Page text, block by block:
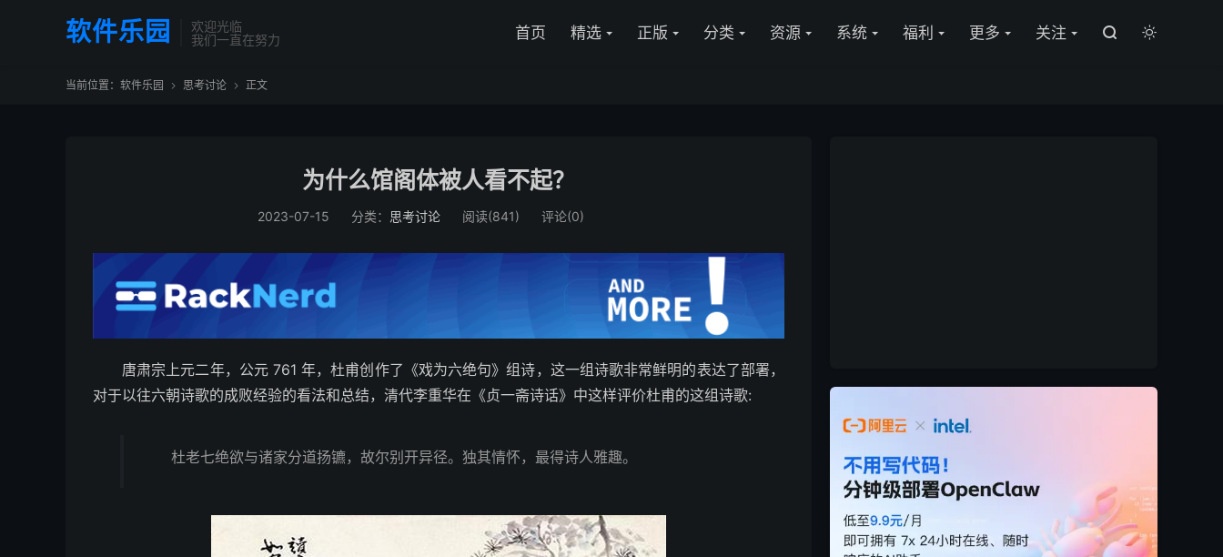
软件乐园
欢迎光临
我们一直在努力
首页 精选 正版 分类 资源 系统 福利 更多 关注  
当前位置： 软件乐园  思考讨论  正文
为什么馆阁体被人看不起？
2023-07-15 分类： 思考讨论 阅读(841) 评论(0)
唐肃宗上元二年，公元 761 年，杜甫创作了《戏为六绝句》组诗，这一组诗歌非常鲜明的表达了部署，
对于以往六朝诗歌的成败经验的看法和总结，清代李重华在《贞一斋诗话》中这样评价杜甫的这组诗歌:
杜老七绝欲与诸家分道扬镳，故尔别开异径。独其情怀，最得诗人雅趣。